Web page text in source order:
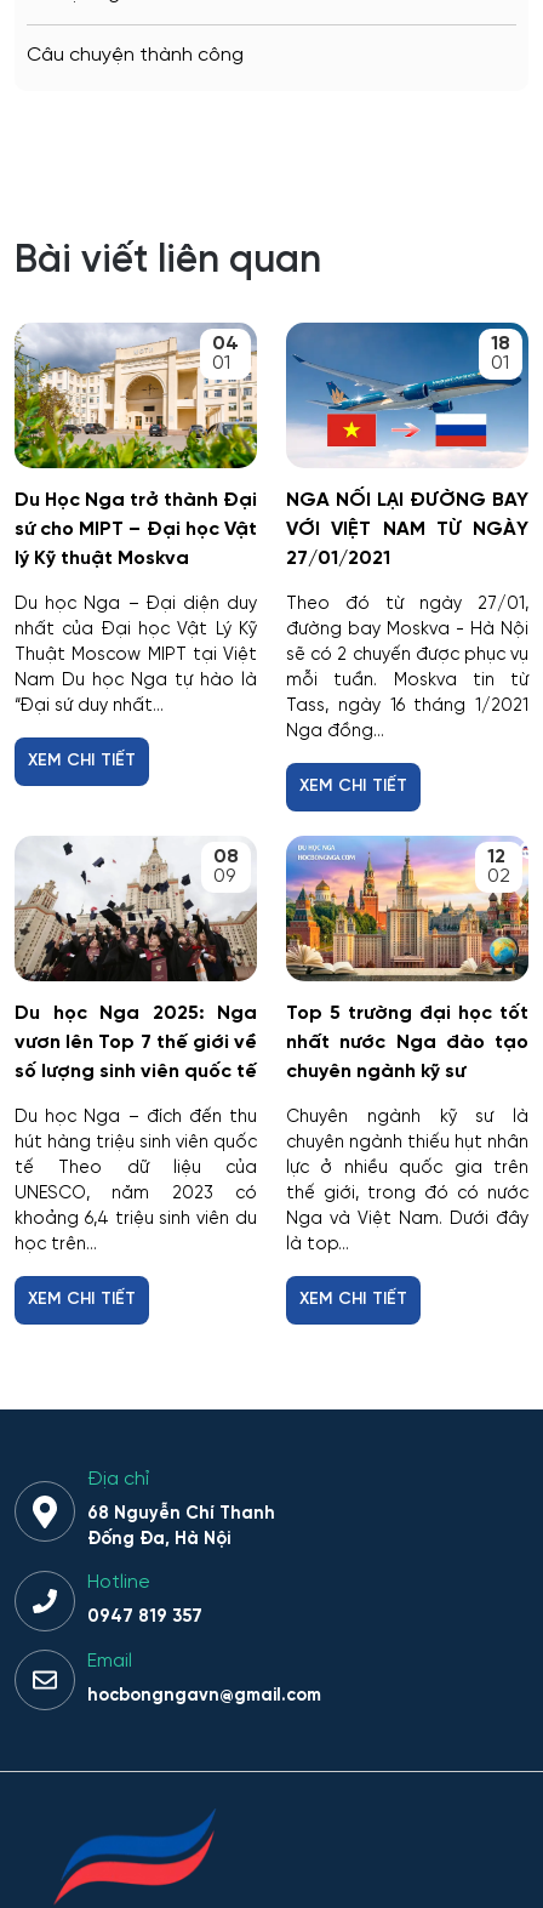
Câu chuyện thành công
Bài viết liên quan
04
01
Du Học Nga trở thành Đại
sứ cho MIPT – Đại học Vật
lý Kỹ thuật Moskva
Du học Nga – Đại diện duy
nhất của Đại học Vật Lý Kỹ
Thuật Moscow MIPT tại Việt
Nam Du học Nga tự hào là
“Đại sứ duy nhất...
XEM CHI TIẾT
18
01
NGA NỐI LẠI ĐƯỜNG BAY
VỚI VIỆT NAM TỪ NGÀY
27/01/2021
Theo đó từ ngày 27/01,
đường bay Moskva - Hà Nội
sẽ có 2 chuyến được phục vụ
mỗi tuần. Moskva tin từ
Tass, ngày 16 tháng 1/2021
Nga đồng...
XEM CHI TIẾT
08
09
Du học Nga 2025: Nga
vươn lên Top 7 thế giới về
số lượng sinh viên quốc tế
Du học Nga – đích đến thu
hút hàng triệu sinh viên quốc
tế Theo dữ liệu của
UNESCO, năm 2023 có
khoảng 6,4 triệu sinh viên du
học trên...
XEM CHI TIẾT
12
02
Top 5 trường đại học tốt
nhất nước Nga đào tạo
chuyên ngành kỹ sư
Chuyên ngành kỹ sư là
chuyên ngành thiếu hụt nhân
lực ở nhiều quốc gia trên
thế giới, trong đó có nước
Nga và Việt Nam. Dưới đây
là top...
XEM CHI TIẾT
Địa chỉ
68 Nguyễn Chí Thanh
Đống Đa, Hà Nội
Hotline
0947 819 357
Email
hocbongngavn@gmail.com